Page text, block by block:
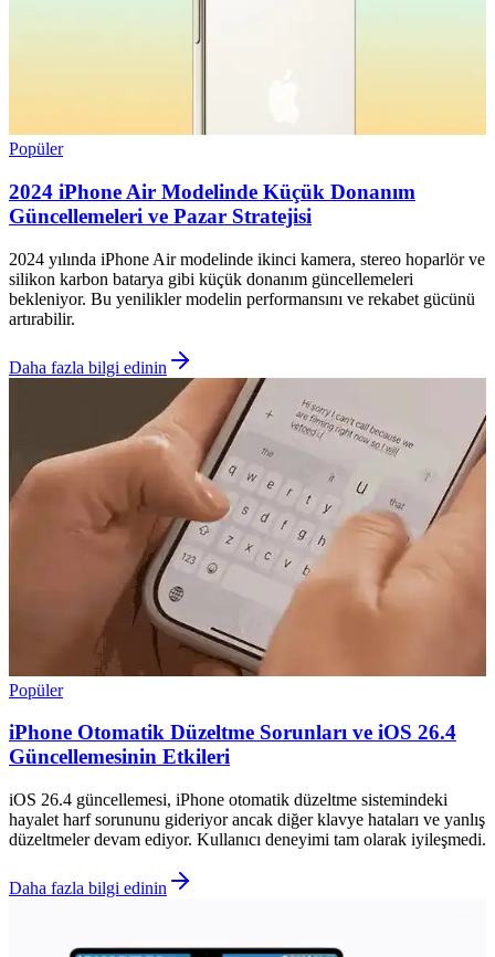
Popüler
2024 iPhone Air Modelinde Küçük Donanım
Güncellemeleri ve Pazar Stratejisi
2024 yılında iPhone Air modelinde ikinci kamera, stereo hoparlör ve
silikon karbon batarya gibi küçük donanım güncellemeleri
bekleniyor. Bu yenilikler modelin performansını ve rekabet gücünü
artırabilir.
Daha fazla bilgi edinin
Popüler
iPhone Otomatik Düzeltme Sorunları ve iOS 26.4
Güncellemesinin Etkileri
iOS 26.4 güncellemesi, iPhone otomatik düzeltme sistemindeki
hayalet harf sorununu gideriyor ancak diğer klavye hataları ve yanlış
düzeltmeler devam ediyor. Kullanıcı deneyimi tam olarak iyileşmedi.
Daha fazla bilgi edinin